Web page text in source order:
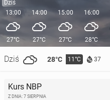
Dziś
13:00
27°C
Dziś 28°C 11°C 37
14:00
27°C
15:00
27°C
16:00
28°C
Kurs NBP
Z DNIA: 7 SIERPNIA